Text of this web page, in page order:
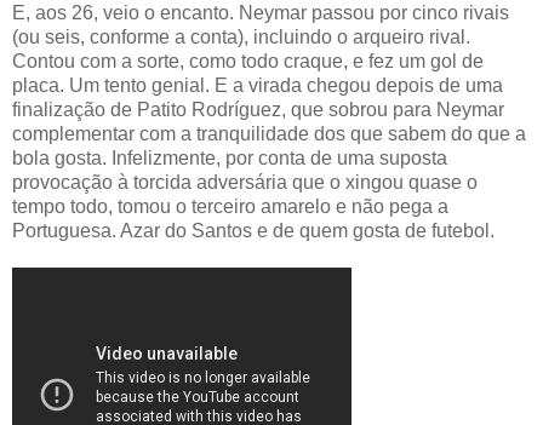
E, aos 26, veio o encanto. Neymar passou por cinco rivais
(ou seis, conforme a conta), incluindo o arqueiro rival.
Contou com a sorte, como todo craque, e fez um gol de
placa. Um tento genial. E a virada chegou depois de uma
finalização de Patito Rodríguez, que sobrou para Neymar
complementar com a tranquilidade dos que sabem do que a
bola gosta. Infelizmente, por conta de uma suposta
provocação à torcida adversária que o xingou quase o
tempo todo, tomou o terceiro amarelo e não pega a
Portuguesa. Azar do Santos e de quem gosta de futebol.